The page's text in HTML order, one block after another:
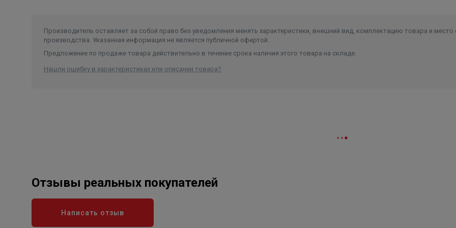
Производитель оставляет за собой право без уведомления менять характеристики, внешний вид, комплектацию товара и место
производства. Указанная информация не является публичной офертой.
Предложение по продаже товара действительно в течение срока наличия этого товара на складе.
Нашли ошибку в характеристиках или описании товара?
Отзывы реальных покупателей
Написать отзыв